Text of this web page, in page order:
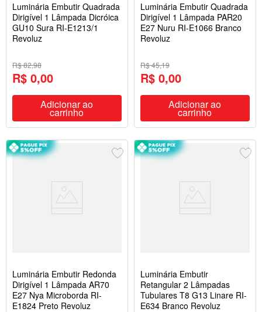
Luminária Embutir Quadrada
Dirigível 1 Lâmpada Dicróica
GU10 Sura RI-E1213/1
Revoluz
R$ 82,98
R$ 0,00
Adicionar ao
carrinho
Luminária Embutir Quadrada
Dirigível 1 Lâmpada PAR20
E27 Nuru RI-E1066 Branco
Revoluz
R$ 45,19
R$ 0,00
Adicionar ao
carrinho
Luminária Embutir Redonda
Dirigível 1 Lâmpada AR70
E27 Nya Microborda RI-
E1824 Preto Revoluz
Luminária Embutir
Retangular 2 Lâmpadas
Tubulares T8 G13 Linare RI-
E634 Branco Revoluz